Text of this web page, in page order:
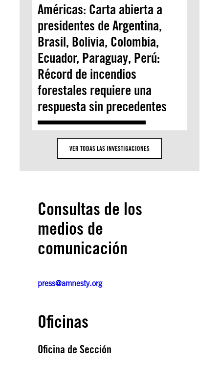
Américas: Carta abierta a
presidentes de Argentina,
Brasil, Bolivia, Colombia,
Ecuador, Paraguay, Perú:
Récord de incendios
forestales requiere una
respuesta sin precedentes
VER TODAS LAS INVESTIGACIONES
Consultas de los
medios de
comunicación
press@amnesty.org
Oficinas
Oficina de Sección